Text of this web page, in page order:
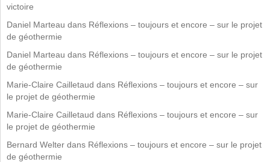
victoire
Daniel Marteau dans Réflexions – toujours et encore – sur le projet
de géothermie
Daniel Marteau dans Réflexions – toujours et encore – sur le projet
de géothermie
Marie-Claire Cailletaud dans Réflexions – toujours et encore – sur
le projet de géothermie
Marie-Claire Cailletaud dans Réflexions – toujours et encore – sur
le projet de géothermie
Bernard Welter dans Réflexions – toujours et encore – sur le projet
de géothermie